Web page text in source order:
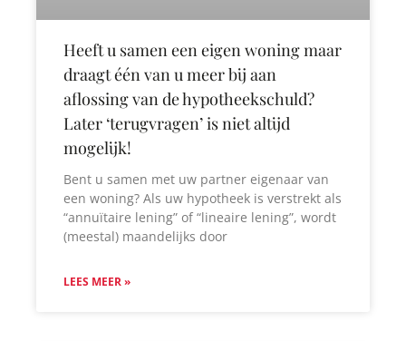
Heeft u samen een eigen woning maar
draagt één van u meer bij aan
aflossing van de hypotheekschuld?
Later ‘terugvragen’ is niet altijd
mogelijk!
Bent u samen met uw partner eigenaar van
een woning? Als uw hypotheek is verstrekt als
“annuïtaire lening” of “lineaire lening”, wordt
(meestal) maandelijks door
LEES MEER »